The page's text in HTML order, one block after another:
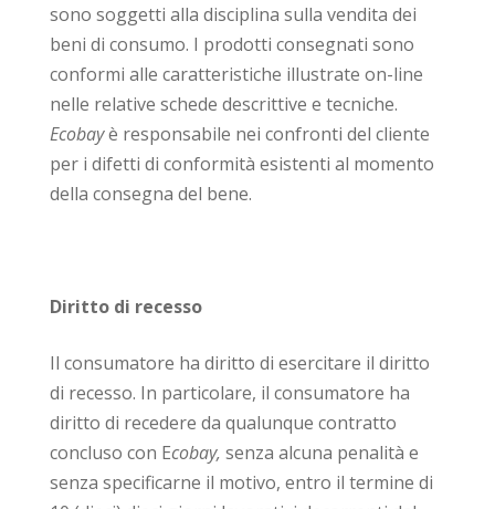
sono soggetti alla disciplina sulla vendita dei
beni di consumo. I prodotti consegnati sono
conformi alle caratteristiche illustrate on-line
nelle relative schede descrittive e tecniche.
Ecobayè responsabile nei confronti del cliente
per i difetti di conformità esistenti al momento
della consegna del bene.
Diritto di recesso
Il consumatore ha diritto di esercitare il diritto
di recesso. In particolare, il consumatore ha
diritto di recedere da qualunque contratto
concluso con Ecobay, senza alcuna penalità e
senza specificarne il motivo, entro il termine di